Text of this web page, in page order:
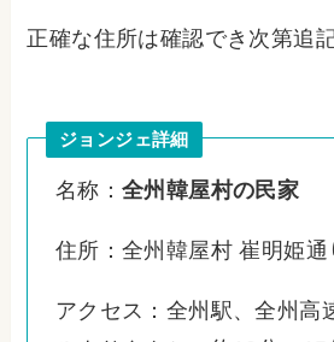
正確な住所は確認でき次第追
ジョンジェ詳細
名称： 全州韓屋村の民家
住所：全州韓屋村 崔明姫通
アクセス：全州駅、全州高